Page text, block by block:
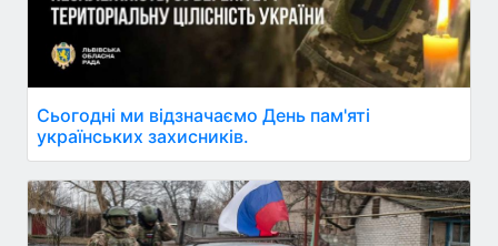
Сьогодні ми відзначаємо День пам'яті
українських захисників.